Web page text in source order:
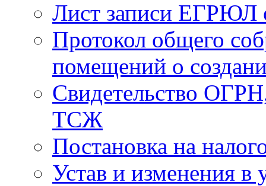
Лист записи ЕГРЮЛ
Протокол общего
помещений о
Свидетельство
ТСЖ
Постановка на
Устав и изменения в